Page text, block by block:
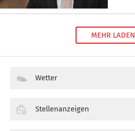
MEHR LADEN
Wetter
Stellenanzeigen